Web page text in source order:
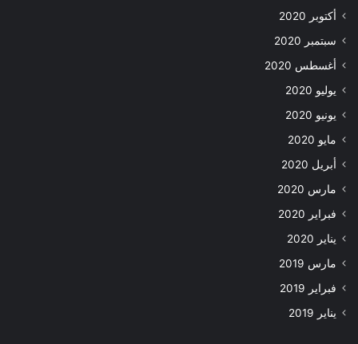
أكتوبر 2020
سبتمبر 2020
أغسطس 2020
يوليو 2020
يونيو 2020
مايو 2020
أبريل 2020
مارس 2020
فبراير 2020
يناير 2020
مارس 2019
فبراير 2019
يناير 2019